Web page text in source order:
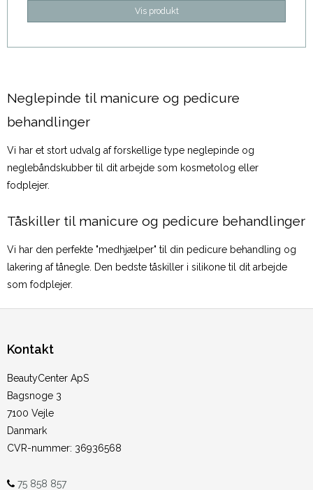
Vis produkt
Neglepinde til manicure og pedicure
behandlinger
Vi har et stort udvalg af forskellige type neglepinde og
neglebåndskubber til dit arbejde som kosmetolog eller
fodplejer.
Tåskiller til manicure og pedicure behandlinger
Vi har den perfekte "medhjælper" til din pedicure behandling og
lakering af tånegle. Den bedste tåskiller i silikone til dit arbejde
som fodplejer.
Kontakt
BeautyCenter ApS
Bagsnoge 3
7100 Vejle
Danmark
CVR-nummer: 36936568
75 858 857